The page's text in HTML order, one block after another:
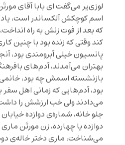
لوزی‌یر می‌گفت ای بابا آقای
اسم کوچکش آلکساندر است،
که بعد از فوت زنش به راه
کند وقتی که زنده بود با چنین
پانسیون خیلی آبرومندی‌ بود،
بهتران می‌آمدند، آدم‌های
بازنشسته اسمش چه بود، خانمی
بود، آدم‌هایی که زمانی اهل سفر
می‌دادند ولی خب ارزشش را
جلو خانه، شماره‌ی دوازده
دوازده یا چهارده، زن مورتَن
می‌شناخت، ماری دختر خاله‌ی